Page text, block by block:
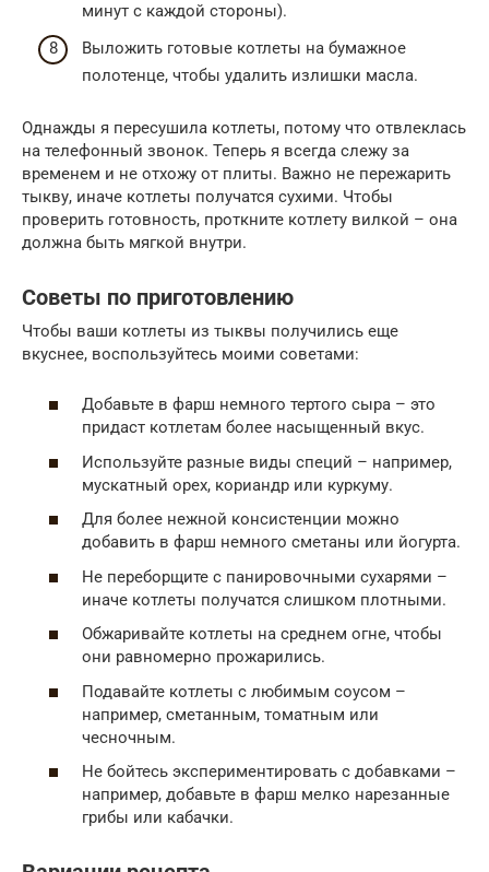
минут с каждой стороны).
Выложить готовые котлеты на бумажное
полотенце, чтобы удалить излишки масла.
Однажды я пересушила котлеты, потому что отвлеклась
на телефонный звонок. Теперь я всегда слежу за
временем и не отхожу от плиты. Важно не пережарить
тыкву, иначе котлеты получатся сухими. Чтобы
проверить готовность, проткните котлету вилкой – она
должна быть мягкой внутри.
Советы по приготовлению
Чтобы ваши котлеты из тыквы получились еще
вкуснее, воспользуйтесь моими советами:
Добавьте в фарш немного тертого сыра – это
придаст котлетам более насыщенный вкус.
Используйте разные виды специй – например,
мускатный орех, кориандр или куркуму.
Для более нежной консистенции можно
добавить в фарш немного сметаны или йогурта.
Не переборщите с панировочными сухарями –
иначе котлеты получатся слишком плотными.
Обжаривайте котлеты на среднем огне, чтобы
они равномерно прожарились.
Подавайте котлеты с любимым соусом –
например, сметанным, томатным или
чесночным.
Не бойтесь экспериментировать с добавками –
например, добавьте в фарш мелко нарезанные
грибы или кабачки.